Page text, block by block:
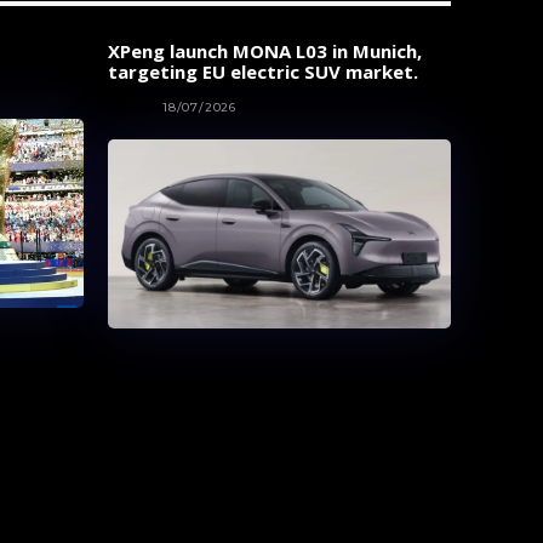
XPeng launch MONA L03 in Munich,
targeting EU electric SUV market.
18/07/2026